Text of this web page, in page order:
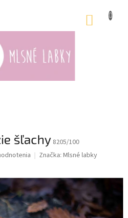
šľachy 8205/100
Značka: Mlsné labky